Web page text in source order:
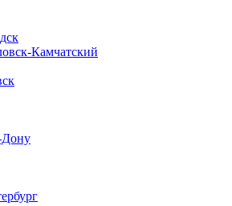
Камчатский
Дону